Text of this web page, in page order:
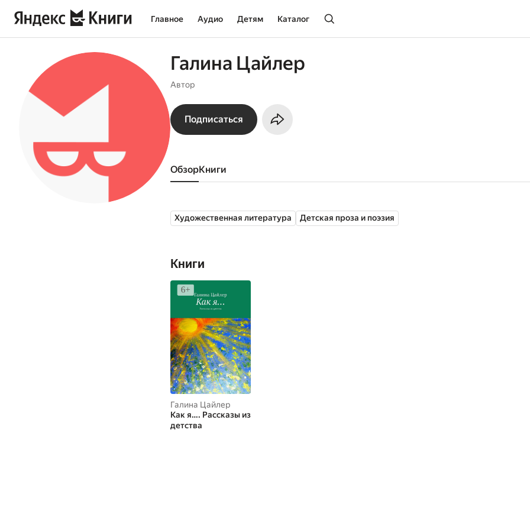
Главное Аудио Детям Каталог
Галина Цайлер
Автор
Подписаться
Обзор книги
Художественная литература Детская проза и поэзия
Книги
Галина Цайлер
Как я…. Рассказы из
детства